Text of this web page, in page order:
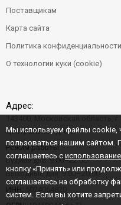
Поставщикам
Карта сайта
Политика конфиденциальности
О технологии куки (cookie)
Адрес:
Центральная д. 6"Б"
Режим работы:
Будние дни: 9:00–22:00
Выходные дни: 9:00–20:00
ИНН:
Мы используем файлы cookie,
пользоваться нашим сайтом.
соглашаетесь с
кнопку «Принять» или
соглашаетесь на обработку
систем. Если вы хотите